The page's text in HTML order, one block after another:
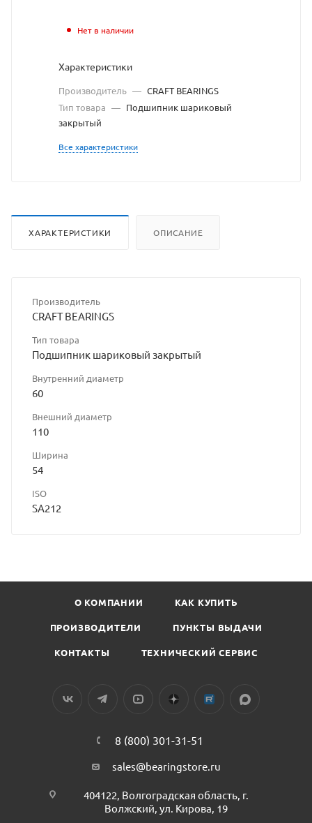
ссылке
разрешения
владельца
сайта
Нет в наличии
Характеристики
Производитель — CRAFT BEARINGS
Тип товара — Подшипник шариковый
закрытый
Все характеристики
ХАРАКТЕРИСТИКИ ОПИСАНИЕ
Производитель
CRAFT BEARINGS
Тип товара
Подшипник шариковый закрытый
Внутренний диаметр
60
Внешний диаметр
110
Ширина
54
ISO
SA212
О КОМПАНИИ КАК КУПИТЬ
ПРОИЗВОДИТЕЛИ ПУНКТЫ ВЫДАЧИ
КОНТАКТЫ ТЕХНИЧЕСКИЙ СЕРВИС
8 (800) 301-31-51
sales@bearingstore.ru
404122, Волгоградская область, г.
Волжский, ул. Кирова, 19